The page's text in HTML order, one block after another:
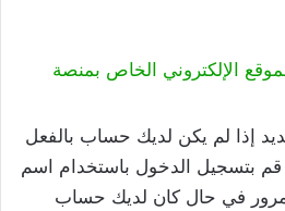
الإلكتروني الخاص بمنصة
إذا لم يكن لديك حساب بالفعل
بتسجيل الدخول باستخدام اسم
في حال كان لديك حساب